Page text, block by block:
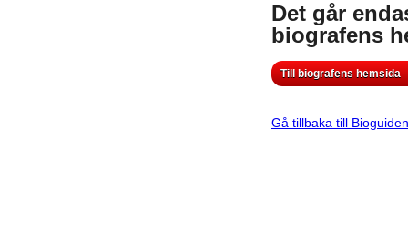
Det går
biografens
Till biografens hemsida
Gå tillbaka till Bioguiden